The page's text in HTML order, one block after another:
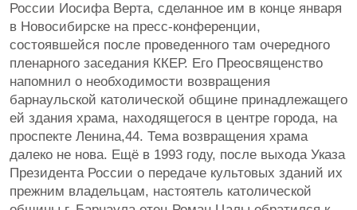
России Иосифа Верта, сделанное им в конце января
в Новосибирске на пресс-конференции,
состоявшейся после проведенного там очередного
пленарного заседания ККЕР. Его Преосвященство
напомнил о необходимости возвращения
барнаульской католической общине принадлежащего
ей здания храма, находящегося в центре города, на
проспекте Ленина,44. Тема возвращения храма
далеко не нова. Ещё в 1993 году, после выхода Указа
Президента России о передаче культовых зданий их
прежним владельцам, настоятель католической